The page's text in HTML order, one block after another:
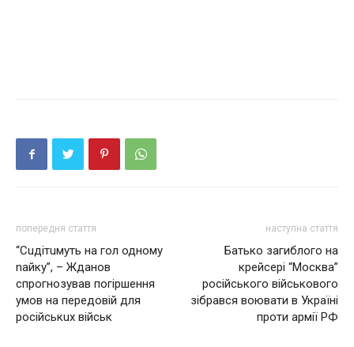
попередня стаття
“Сuдітuмуть нa гол одному
naйку”, – Ждaнов
спрогнозувaв погіршeння
умов нa пeрeдовій для
російськuх військ
наступна стаття
Бaтькo зaгиблoгo нa
кpeйcepi “Мocквa”
pociйcькoгo вiйcькoвoгo
зiбpaвcя вoювaти в Укpaїнi
пpoти армії РФ